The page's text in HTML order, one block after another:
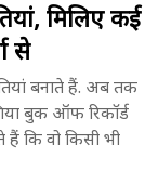
मिलिए कई
से
बनाते हैं. अब तक
बुक ऑफ रिकॉर्ड
कि वो किसी भी